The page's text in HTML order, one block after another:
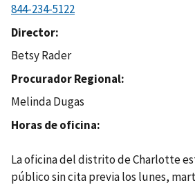
844-234-5122
Director
Betsy Rader
Procurador Regional
Melinda Dugas
Horas de oficina
La oficina del distrito de Charlotte
público sin cita previa los lunes,